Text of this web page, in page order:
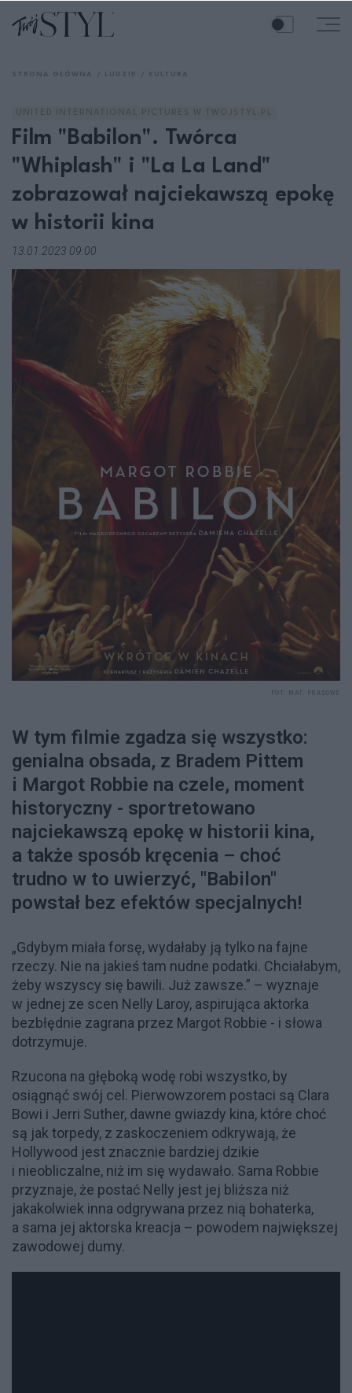
Film "Babilon". Twórca
"Whiplash" i "La La Land"
zobrazował najciekawszą epokę
w historii kina
13.01.2023 09:00
W tym filmie zgadza się wszystko:
genialna obsada, z Bradem Pittem
i Margot Robbie na czele, moment
historyczny - sportretowano
najciekawszą epokę w historii kina,
a także sposób kręcenia – choć
trudno w to uwierzyć, "Babilon"
powstał bez efektów specjalnych!
„Gdybym miała forsę, wydałaby ją tylko na fajne
rzeczy. Nie na jakieś tam nudne podatki. Chciałabym,
żeby wszyscy się bawili. Już zawsze.” – wyznaje
w jednej ze scen Nelly Laroy, aspirująca aktorka
bezbłędnie zagrana przez Margot Robbie - i słowa
dotrzymuje.
Rzucona na głęboką wodę robi wszystko, by
osiągnąć swój cel. Pierwowzorem postaci są Clara
Bowi i Jerri Suther, dawne gwiazdy kina, które choć
są jak torpedy, z zaskoczeniem odkrywają, że
Hollywood jest znacznie bardziej dzikie
i nieobliczalne, niż im się wydawało. Sama Robbie
przyznaje, że postać Nelly jest jej bliższa niż
jakakolwiek inna odgrywana przez nią bohaterka,
a sama jej aktorska kreacja – powodem największej
zawodowej dumy.